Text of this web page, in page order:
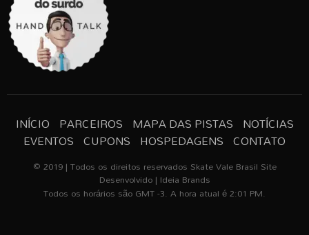
INÍCIO PARCEIROS MAPA DAS PISTAS NOTÍCIAS
EVENTOS CUPONS HOSPEDAGENS CONTATO
© 2019 | Todos os direitos reservados Skate Vale Brasil Site
Desenvolvido | Ideia Brands
Todos os horários são GMT -3. A hora atual é 2:01 PM.